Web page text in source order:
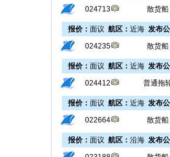
024713
散货船
报价： 面议 航区： 近海 发布
024235
散货船
报价： 面议 航区： 近海 发布
024412
普通拖
报价： 面议 航区： 近海 发布
022664
散货船
报价： 面议 航区： 沿海 发布